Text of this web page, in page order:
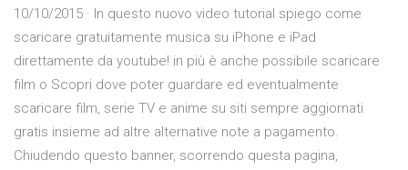
10/10/2015 · In questo nuovo video tutorial spiego come
scaricare gratuitamente musica su iPhone e iPad
direttamente da youtube! in più è anche possibile scaricare
film o Scopri dove poter guardare ed eventualmente
scaricare film, serie TV e anime su siti sempre aggiornati
gratis insieme ad altre alternative note a pagamento.
Chiudendo questo banner, scorrendo questa pagina,